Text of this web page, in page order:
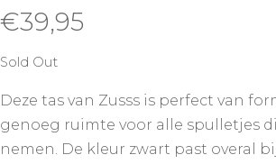
€39,95
Sold Out
Deze tas van Zusss is perfect van
genoeg ruimte voor alle spulletjes
nemen. De kleur zwart past overal